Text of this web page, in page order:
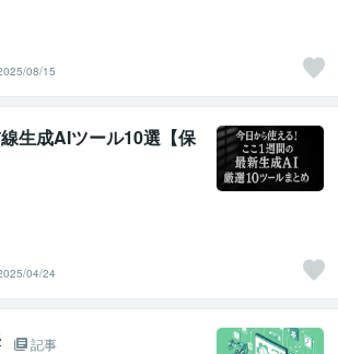
08/15
生成AIツール10選【保
04/24
記事